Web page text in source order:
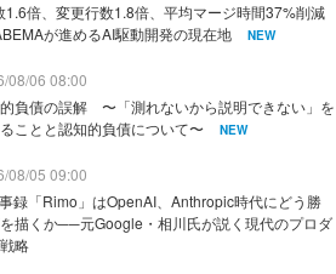
1.6倍、変更行数1.8倍、平均マージ時間37%削減
が進めるAI駆動開発の現在地
NEW
08/06 08:00
負債の誤解 〜「測れないから説明できない」を
ことと認知的負債について〜
NEW
08/05 09:00
録「Rimo」はOpenAI、Anthropic時代にどう勝
描くか──元Google・相川氏が説く現代のプロダ
略